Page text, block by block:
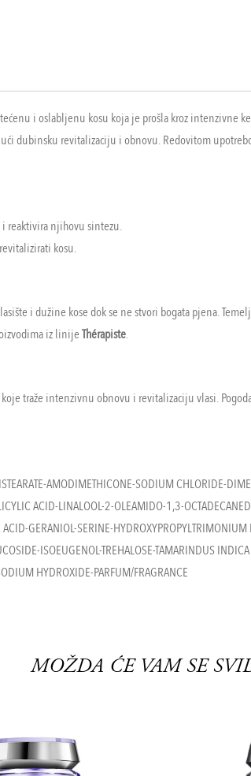
i oslabljenu kosu koja je prošla kroz intenzivne
dubinsku revitalizaciju i obnovu. Redovitom
i reaktivira njihovu sintezu.
kosu.
i dužine kose dok se ne stvori bogata pjena.
iz linijeThérapiste.
traže intenzivnu obnovu i revitalizaciju vlasi.
AMODIMETHICONE-SODIUM CHLORIDE-
ACID-LINALOOL-2-OLEAMIDO-1,3-
GERANIOL-SERINE-HYDROXYPROPYLTRIMONIUM
ISOEUGENOL-TREHALOSE-TAMARINDUS
HYDROXIDE-PARFUM/FRAGRANCE
MOŽDA ĆE VAM SE